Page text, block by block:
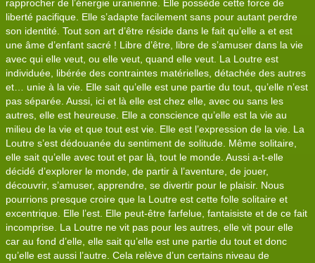
rapprocher de l’énergie uranienne. Elle possède cette force de
liberté pacifique. Elle s’adapte facilement sans pour autant perdre
son identité. Tout son art d’être réside dans le fait qu’elle a et est
une âme d’enfant sacré ! Libre d’être, libre de s’amuser dans la vie
avec qui elle veut, ou elle veut, quand elle veut. La Loutre est
individuée, libérée des contraintes matérielles, détachée des autres
et… unie à la vie. Elle sait qu’elle est une partie du tout, qu’elle n’est
pas séparée. Aussi, ici et là elle est chez elle, avec ou sans les
autres, elle est heureuse. Elle a conscience qu’elle est la vie au
milieu de la vie et que tout est vie. Elle est l’expression de la vie. La
Loutre s’est dédouanée du sentiment de solitude. Même solitaire,
elle sait qu’elle avec tout et par là, tout le monde. Aussi a-t-elle
décidé d’explorer le monde, de partir à l’aventure, de jouer,
découvrir, s’amuser, apprendre, se divertir pour le plaisir. Nous
pourrions presque croire que la Loutre est cette folle solitaire et
excentrique. Elle l’est. Elle peut-être farfelue, fantaisiste et de ce fait
incomprise. La Loutre ne vit pas pour les autres, elle vit pour elle
car au fond d’elle, elle sait qu’elle est une partie du tout et donc
qu’elle est aussi l’autre. Cela relève d’un certains niveau de